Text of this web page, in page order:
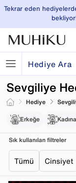
Tekrar eden
Hediye
Sevgiliye
Erkeğe Kadına
Sık kullanılan filtreler
Tümü Cinsiyet